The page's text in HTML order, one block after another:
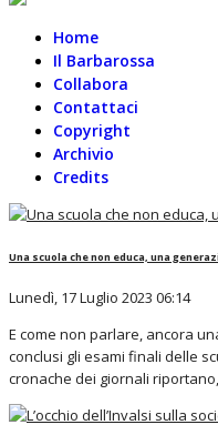
Home
Il Barbarossa
Collabora
Contattaci
Copyright
Archivio
Credits
Una scuola che non educa, una
Lunedì, 17 Luglio 2023 06:14
E come non parlare, ancora
conclusi gli esami finali delle
cronache dei giornali